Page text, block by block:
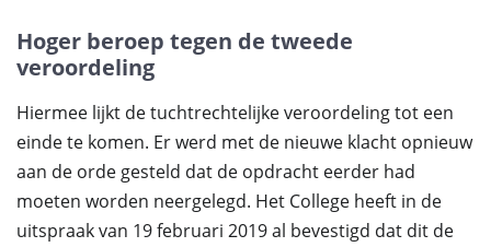
Hoger beroep tegen de tweede
veroordeling
Hiermee lijkt de tuchtrechtelijke veroordeling tot een
einde te komen. Er werd met de nieuwe klacht opnieuw
aan de orde gesteld dat de opdracht eerder had
moeten worden neergelegd. Het College heeft in de
uitspraak van 19 februari 2019 al bevestigd dat dit de